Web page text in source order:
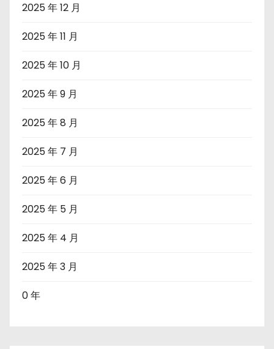
2025 年 12 月
2025 年 11 月
2025 年 10 月
2025 年 9 月
2025 年 8 月
2025 年 7 月
2025 年 6 月
2025 年 5 月
2025 年 4 月
2025 年 3 月
0 年